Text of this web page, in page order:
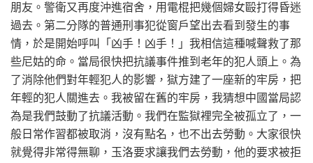
朋友。警衛又再度沖進宿舍，用電棍把幾個婦女毆打得昏迷
過去。第二分隊的普通刑事犯從窗戶望出去看到發生的事
情，於是開始呼叫「凶手！凶手！」我相信這種喊聲救了那
些尼姑的命。當局很快把抗議事件推到老年的犯人頭上。為
了消除他們對年輕犯人的影響，獄方建了一座新的牢房，把
年輕的犯人關進去。我被留在舊的牢房，我猜想中國當局認
為是我們鼓動了抗議活動。我們在監獄裡完全被孤立了，一
般日常作習都被取消，沒有點名，也不出去勞動。大家很快
就覺得非常得無聊，玉洛要求讓我們去勞動，他的要求被拒